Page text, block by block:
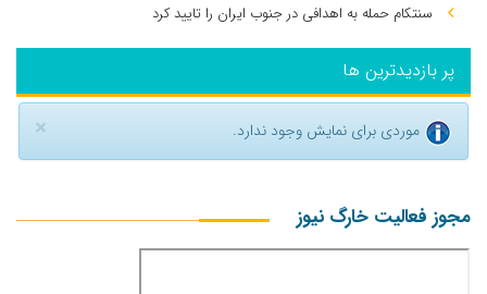
سنتکام حمله به اهدافی در جنوب ایران را تایید کرد
پر بازدیدترین ها
× موردی برای نمایش وجود ندارد.
مجوز فعالیت خارگ نیوز